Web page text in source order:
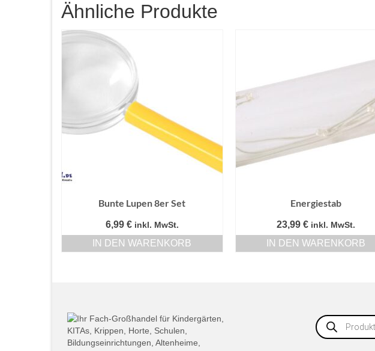
Ähnliche Produkte
Bunte Lupen 8er Set
6,99 € inkl. MwSt.
IN DEN WARENKORB
Energiestab
23,99€ inkl. MwSt.
IN DEN WARENKORB
Products
search